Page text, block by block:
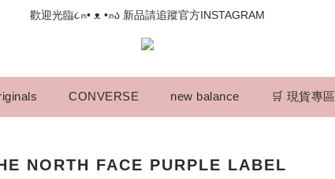
果遇到結帳沒有反應，請另開瀏覽器 (不要直接從ig連結網站下單)
歡迎光臨૮⍝• ᴥ •⍝ა 新品請追蹤官方INSTAGRAM
果遇到結帳沒有反應，請另開瀏覽器 (不要直接從ig連結網站下單)
CONVERSE new balance 🛒 現貨專區
NORTH FACE PURPLE LABEL